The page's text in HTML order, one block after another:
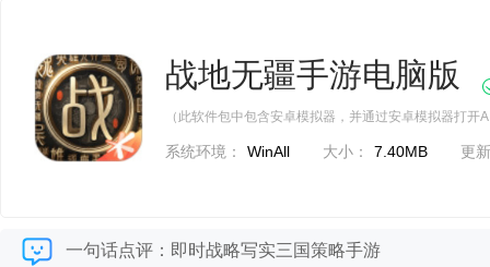
战地无疆手游电脑版
（此软件包中包含安卓模拟器，并通过安卓模拟器打开
系统环境： WinAll 大小： 7.40MB 更
一句话点评：即时战略写实三国策略手游